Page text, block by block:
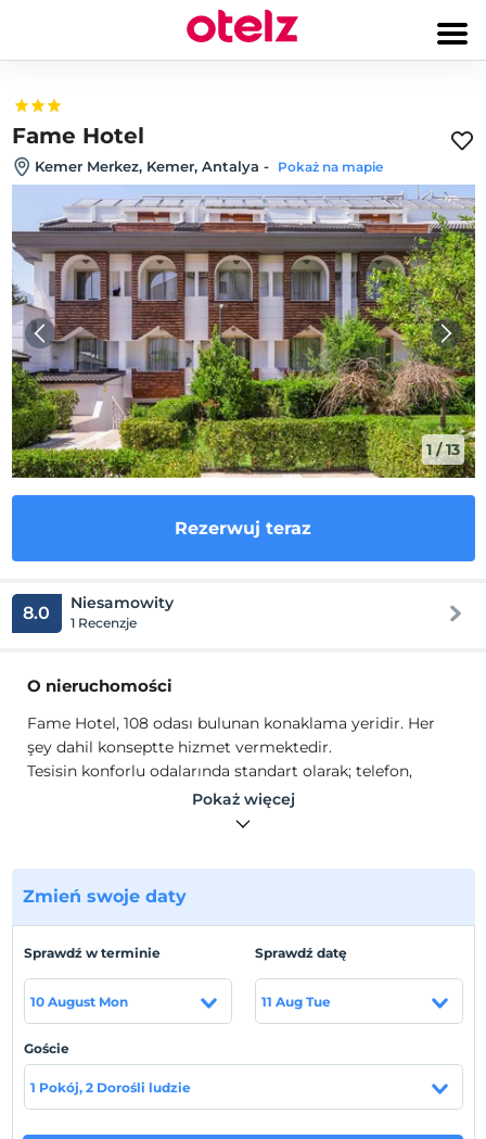
Fame Hotel
Kemer Merkez, Kemer, Antalya - Pokaż na mapie
1/13
Rezerwuj teraz
8.0 Niesamowity
1 Recenzje
O nieruchomości
Fame Hotel, 108 odası bulunan konaklama yeridir. Her
şey dahil konseptte hizmet vermektedir.
Tesisin konforlu odalarında standart olarak; telefon,
banyo, küvet, uydu yayını, TV, banyo ve klima gibi
Kemer Merkez'de konumlanmaktadır.
Plaża
Plaja 175 metre mesafededir.
Pokaż więcej
Zmień swoje daty
Sprawdź w terminie
10 August Mon
Sprawdź datę
11 Aug Tue
Goście
1 Pokój, 2 Dorośli ludzie